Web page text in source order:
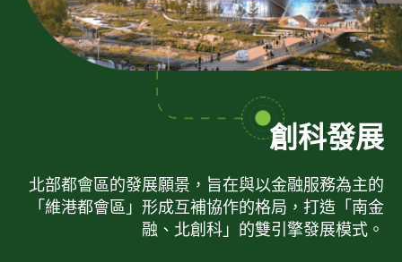
創科發展
北部都會區的發展願景，旨在與以金融服務為主的
「維港都會區」形成互補協作的格局，打造「南金
融、北創科」的雙引擎發展模式。